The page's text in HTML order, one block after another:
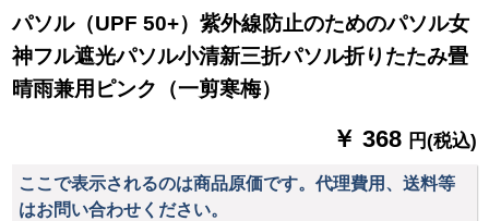
て、黒い傘6冊を固め
ます。
パソル（UPF 50+）紫外線防止のためのパソル女
神フル遮光パソル小清新三折パソル折りたたみ畳
晴雨兼用ピンク（一剪寒梅）
￥ 368 円(税込)
ここで表示されるのは商品原価です。代理費用、送料等
はお問い合わせください。